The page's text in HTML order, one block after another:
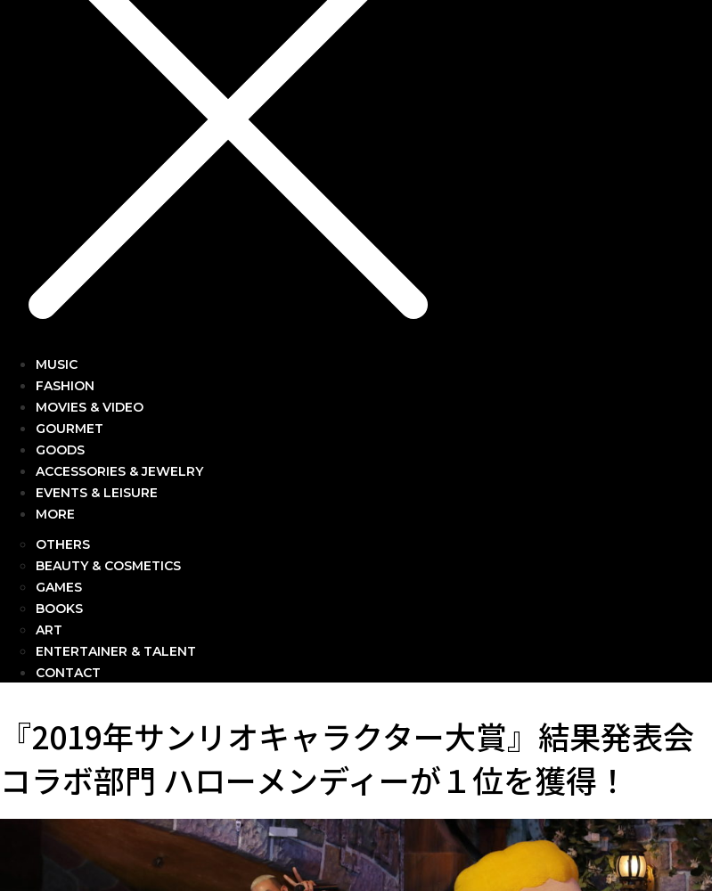
MUSIC
FASHION
MOVIES & VIDEO
GOURMET
GOODS
ACCESSORIES & JEWELRY
EVENTS & LEISURE
MORE
OTHERS
BEAUTY & COSMETICS
GAMES
BOOKS
ART
ENTERTAINER & TALENT
CONTACT
『2019年サンリオキャラクター大賞』結果発表会
コラボ部門 ハローメンディーが１位を獲得！